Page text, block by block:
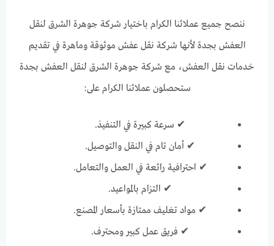
ننصح جميع عملائنا الكرام باختيار شركة جوهرة الشرق لنقل
العفش بجدة لأنها شركة نقل عفش موثوقة وماهرة في تقديم
خدمات نقل العفش، مع شركة جوهرة الشرق لنقل العفش بجدة
ستحصلون عملائنا الكرام على:
✔ سرعة كبيرة في التنفيذ.
✔ أمان تام في النقل والتوصيل.
✔ احترافية رائعة في العمل والتعامل.
✔ التزام بالمواعيد.
✔ مواد تغليف ممتازة بأسعار المصنع.
✔ فريق عمل كبير ومحترف.